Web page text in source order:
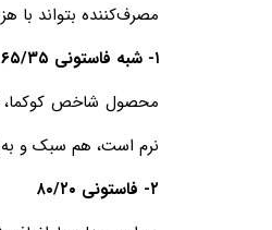
مصرف‌کننده بتواند با
۱- شبه فاستونی ۶۵/۳۵
نرم است، هم سبک و
۲- فاستونی ۸۰/۲۰